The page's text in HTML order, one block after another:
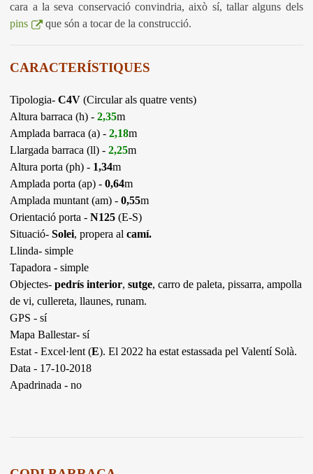
cara a la seva conservació convindria, això sí, tallar alguns dels
pins
que són a tocar de la construcció.
CARACTERÍSTIQUES
Tipologia-C4V (Circular als quatre vents)
Altura barraca (h) - 2,35m
Amplada barraca (a) - 2,18m
Llargada barraca (ll) - 2,25m
Altura porta (ph) - 1,34m
Amplada porta (ap) -0,64m
Amplada muntant (am) -0,55m
Orientació porta -N125 (E-S)
Situació-Solei, propera alcamí.
Llinda- simple
Tapadora - simple
Objectes-pedrís interior,sutge, carro de paleta, pissarra, ampolla
de vi, cullereta, llaunes, runam.
GPS - sí
Mapa Ballestar- sí
Estat - Excel·lent (E). El 2022 ha estat estassada pel Valentí Solà.
Data - 17-10-2018
Apadrinada - no